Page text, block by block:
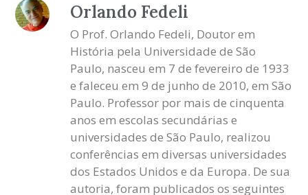
Orlando Fedeli
O Prof. Orlando Fedeli, Doutor em
História pela Universidade de São
Paulo, nasceu em 7 de fevereiro de 1933
e faleceu em 9 de junho de 2010, em São
Paulo. Professor por mais de cinquenta
anos em escolas secundárias e
universidades de São Paulo, realizou
conferências em diversas universidades
dos Estados Unidos e da Europa. De sua
autoria, foram publicados os seguintes